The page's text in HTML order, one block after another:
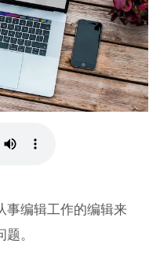
事编辑工作的编辑来
。